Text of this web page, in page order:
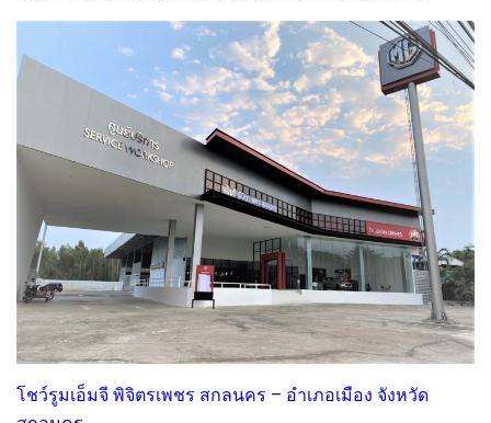
โชว์รูมเอ็มจี พิจิตรเพชร สกลนคร – อำเภอเมือง จังหวัด